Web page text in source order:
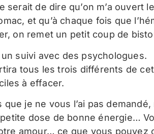
serait de dire qu’on m’a ouvert
et qu’à chaque fois que
on remet un petit coup de
suivi avec des psychologues.
tous les trois différents de
à effacer.
je ne vous l’ai pas
petite dose de bonne énergie…
amour… ce que vous pouvez